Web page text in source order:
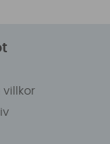
villkor